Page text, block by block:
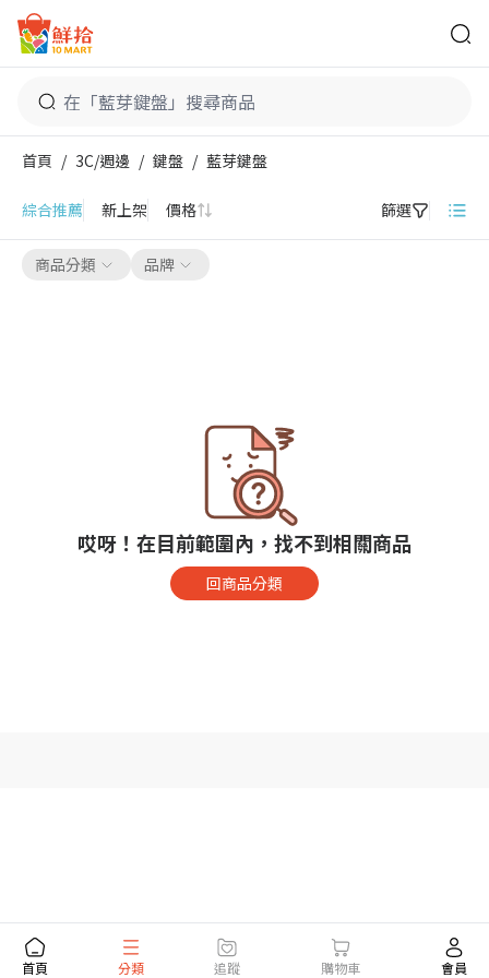
鮮拾
首頁 / 3C/週邊 / 鍵盤 / 藍芽鍵盤
綜合推薦 新上架 價格 篩選
商品分類 品牌
哎呀！在目前範圍內，找不到相關商品
回商品分類
首頁 分類 追蹤 購物車 會員